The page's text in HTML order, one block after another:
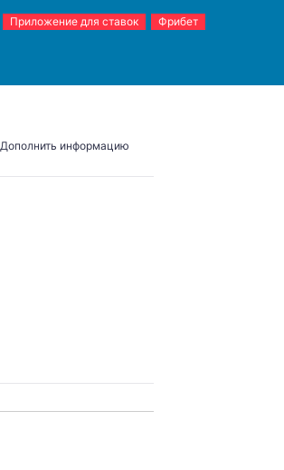
Приложение для ставок Фрибет
Дополнить информацию